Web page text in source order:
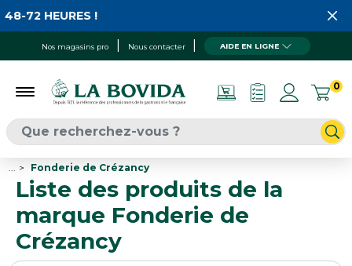
Nos magasins pro Nous contacter AIDE EN LIGNE
0
HEURES !
Fonderie de Crézancy
Liste des produits de la
marque Fonderie de
Crézancy